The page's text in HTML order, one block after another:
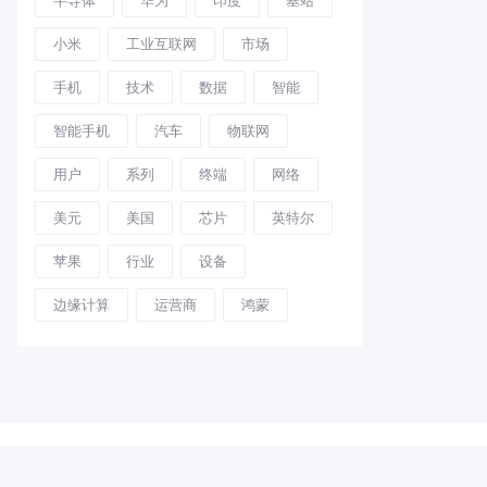
小米 工业互联网 市场
手机 技术 数据 智能
智能手机 汽车 物联网
用户 系列 终端 网络
美元 美国 芯片 英特尔
苹果 行业 设备
边缘计算 运营商 鸿蒙